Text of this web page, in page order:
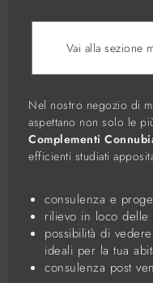
Vai alla sezione
Nel nostro negozio di
aspettano non solo le
Complementi
efficienti studiati
consulenza e
rilievo in loco delle
possibilità di
ideali per la tua
consulenza post